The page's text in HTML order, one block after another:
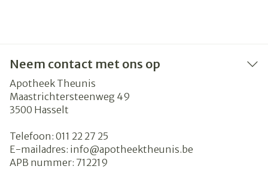
Neem contact met ons op
Apotheek Theunis
Maastrichtersteenweg 49
3500 Hasselt
Telefoon: 011 22 27 25
E-mailadres: info@apotheektheunis.be
APB nummer: 712219